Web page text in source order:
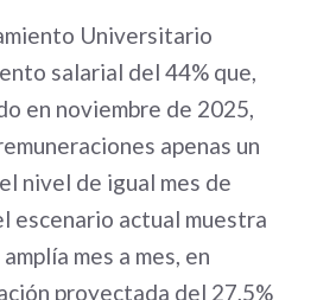
Universitario
salarial del 44% que,
en noviembre de 2025,
apenas un
nivel de igual mes de
escenario actual muestra
mes a mes, en
proyectada del 27,5%